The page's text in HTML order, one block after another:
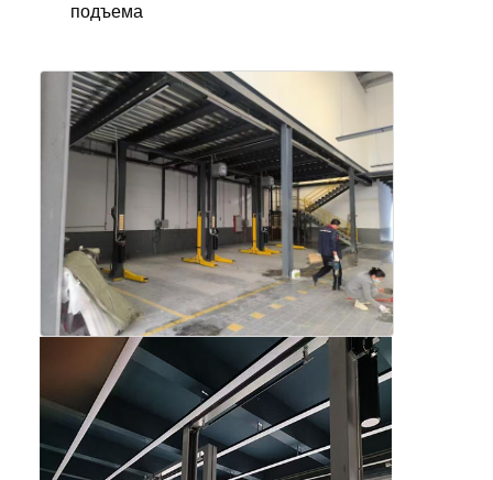
подъема